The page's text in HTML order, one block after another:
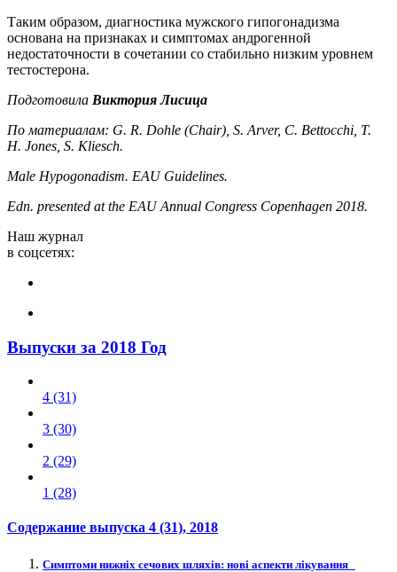
Таким образом, диагностика мужского гипогонадизма
основана на признаках и симптомах андрогенной
недостаточности в сочетании со стабильно низким уровнем
тестостерона.
Подготовила Виктория Лисица
По материалам: G. R. Dohle (Chair), S. Arver, C. Bettocchi, T.
H. Jones, S. Kliesch.
Male Hypogonadism. EAU Guidelines.
Edn. presented at the EAU Annual Congress Copenhagen 2018.
Наш журнал
в соцсетях:
Выпуски за 2018 Год
4 (31)
3 (30)
2 (29)
1 (28)
Содержание выпуска 4 (31), 2018
Симптоми нижніх сечових шляхів: нові аспекти лікування